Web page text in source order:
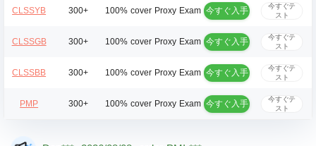
CLSSYB 300+ 100% cover Proxy Exam 今すぐ入手
今すぐテ
スト
CLSSGB 300+ 100% cover Proxy Exam 今すぐ入手
今すぐテ
スト
CLSSBB 300+ 100% cover Proxy Exam 今すぐ入手
今すぐテ
スト
PMP 300+ 100% cover Proxy Exam 今すぐ入手
今すぐテ
スト